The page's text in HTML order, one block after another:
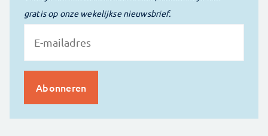
gratis op onze wekelijkse nieuwsbrief.